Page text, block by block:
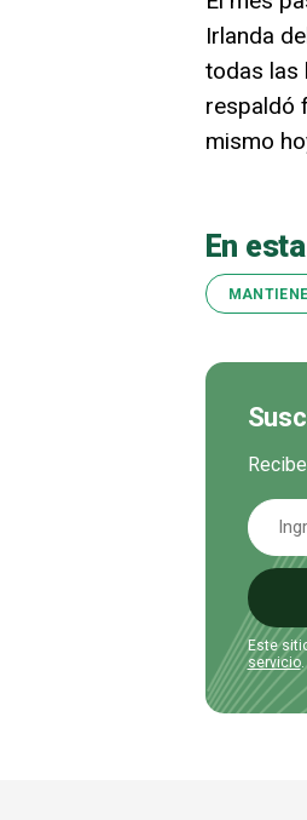
Irlanda
todas las
respaldó
mismo
En
MANTIENE
Este
servicio.